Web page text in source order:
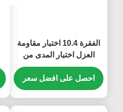
الفقرة 10.4 اختبار مقاومة
العزل اختبار المدى من
100kΩ-5TΩ
احصل على افضل سعر